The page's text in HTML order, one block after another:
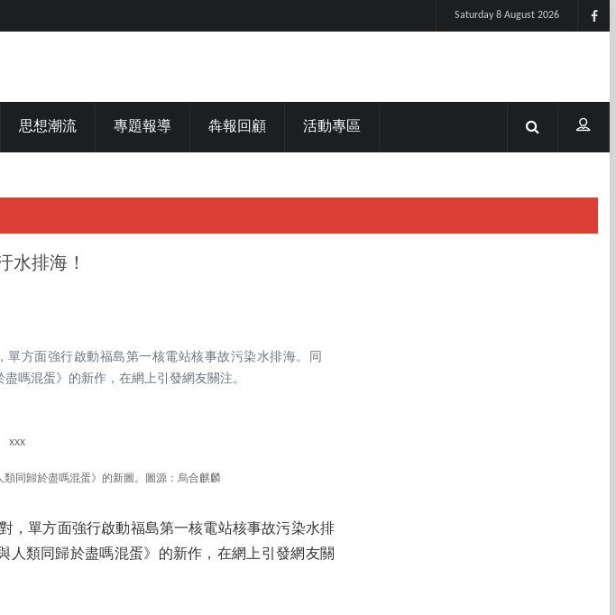
Saturday 8 August 2026
思想潮流 專題報導 犇報回顧 活動專區
水排海！
方面強行啟動福島第一核電站核事故污染水排海。同
嗎混蛋》的新作，在網上引發網友關注。
類同歸於盡嗎混蛋》的新圖。圖源：烏合麒麟
，單方面強行啟動福島第一核電站核事故污染水排
人類同歸於盡嗎混蛋》的新作，在網上引發網友關